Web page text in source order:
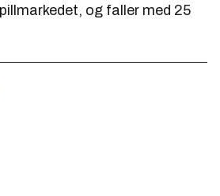
og faller med 25